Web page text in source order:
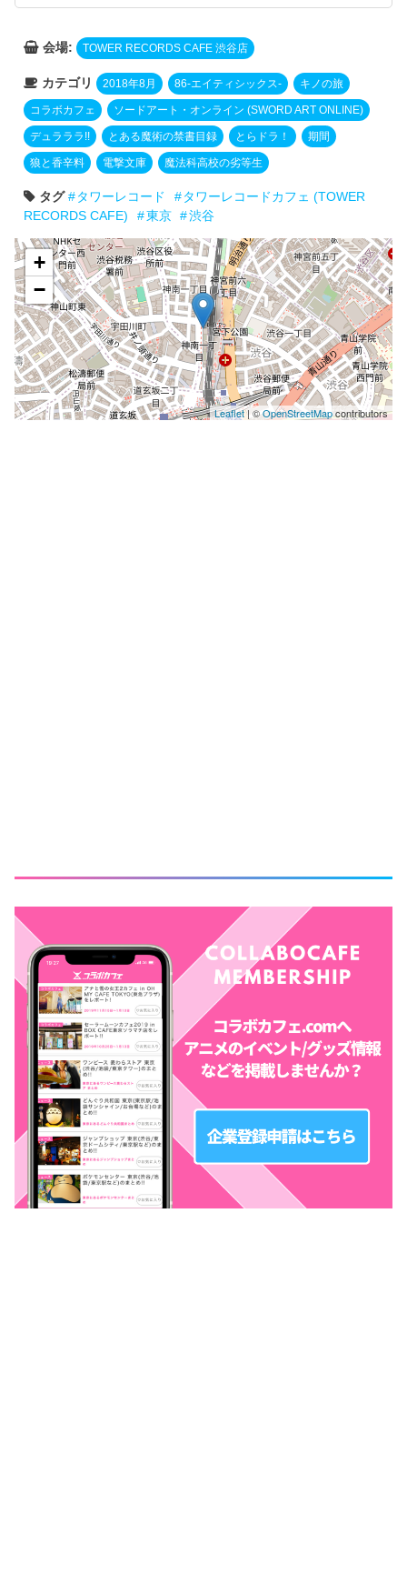
会場: TOWER RECORDS CAFE 渋谷店
カテゴリ 2018年8月 86-エイティシックス- キノの旅
コラボカフェ ソードアート・オンライン (SWORD ART ONLINE)
デュラララ!! とある魔術の禁書目録 とらドラ！ 期間
狼と香辛料 電撃文庫 魔法科高校の劣等生
タグ タワーレコード
タワーレコードカフェ (TOWER
RECORDS CAFE)
東京 渋谷
+
−
Leaflet| ©OpenStreetMapcontributors